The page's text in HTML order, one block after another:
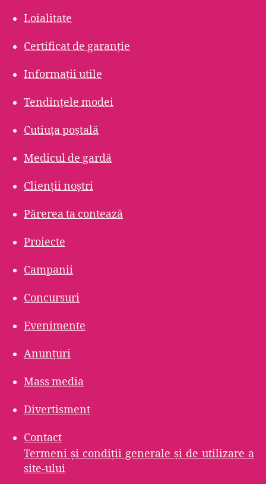
Loialitate
Certificat de garanție
Informații utile
Tendințele modei
Cutiuța poștală
Medicul de gardă
Clienții noștri
Părerea ta contează
Proiecte
Campanii
Concursuri
Evenimente
Anunțuri
Mass media
Divertisment
Contact
Termeni şi condiţii generale şi de utilizare a
site-ului